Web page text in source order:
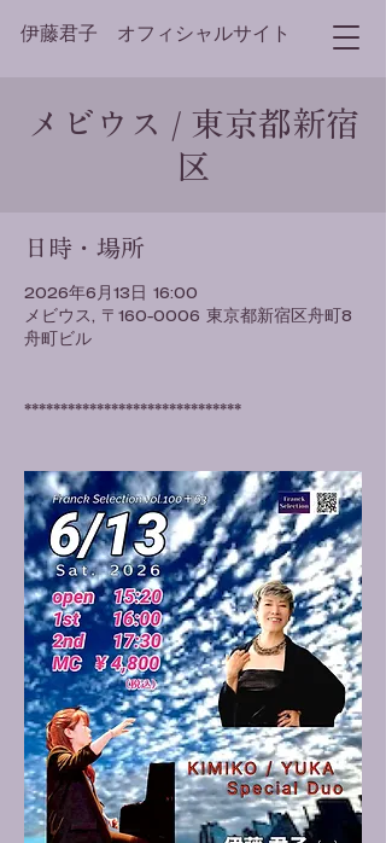
伊藤君子 オフィシャルサイト
メビウス / 東京都新宿
区
日時・場所
2026年6月13日 16:00
メビウス, 〒160-0006 東京都新宿区舟町8
舟町ビル
******************************